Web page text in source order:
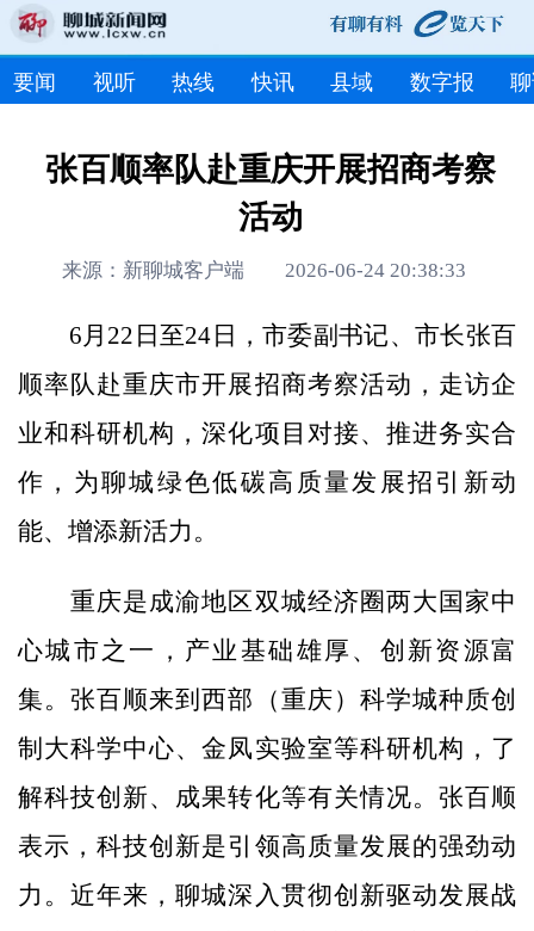
要闻 视听 热线 快讯 县域 数字报
张百顺率队赴重庆开展招商考察
活动
来源：新聊城客户端 2026-06-24 20:38:33
6月22日至24日，市委副书记、市长张百
顺率队赴重庆市开展招商考察活动，走访企
业和科研机构，深化项目对接、推进务实合
作，为聊城绿色低碳高质量发展招引新动
能、增添新活力。
重庆是成渝地区双城经济圈两大国家中
心城市之一，产业基础雄厚、创新资源富
集。张百顺来到西部（重庆）科学城种质创
制大科学中心、金凤实验室等科研机构，了
解科技创新、成果转化等有关情况。张百顺
表示，科技创新是引领高质量发展的强劲动
力。近年来，聊城深入贯彻创新驱动发展战